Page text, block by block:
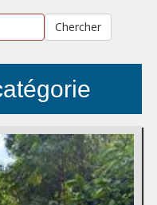
Chercher